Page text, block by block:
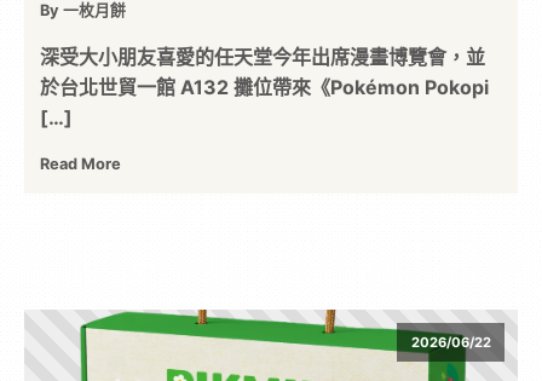
位
資
訊
台
By 一枚月餅
深受大小朋友喜愛的任天堂今年出席漫畫博覽會，並
於台北世貿一館 A132 攤位帶來《Pokémon Pokopi
[…]
Read More
2026/06/22